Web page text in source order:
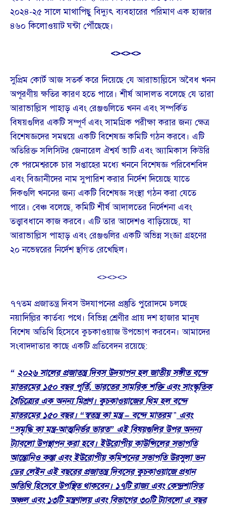
২০২৪-২৫ সালে মাথাপিছু বিদ্যুৎ ব্যবহারের পরিমাণ এক হাজার
৪৬০ কিলোওয়াট ঘন্টা পৌঁছেছে।
<><><>
সুপ্রিম কোর্ট আজ সতর্ক করে দিয়েছে যে আরাভাল্লিসে অবৈধ খনন
অপূরণীয় ক্ষতির কারণ হতে পারে। শীর্ষ আদালত বলেছে যে তারা
আরাভাল্লিস পাহাড় এবং রেঞ্জগুলিতে খনন এবং সম্পর্কিত
বিষয়গুলির একটি সম্পূর্ণ এবং সামগ্রিক পরীক্ষা করার জন্য ক্ষেত্র
বিশেষজ্ঞদের সমন্বয়ে একটি বিশেষজ্ঞ কমিটি গঠন করবে। এটি
অতিরিক্ত সলিসিটর জেনারেল ঐশ্বর্য ভাটি এবং অ্যামিকাস কিউরি
কে পরমেশ্বরকে চার সপ্তাহের মধ্যে খননে বিশেষজ্ঞ পরিবেশবিদ
এবং বিজ্ঞানীদের নাম সুপারিশ করার নির্দেশ দিয়েছে যাতে
দিকগুলি খননের জন্য একটি বিশেষজ্ঞ সংস্থা গঠন করা যেতে
পারে। বেঞ্চ বলেছে, কমিটি শীর্ষ আদালতের নির্দেশনা এবং
তত্ত্বাবধানে কাজ করবে। এটি তার আদেশও বাড়িয়েছে, যা
আরাভাল্লিস পাহাড় এবং রেঞ্জগুলির একটি অভিন্ন সংজ্ঞা গ্রহণের
২০ নভেম্বরের নির্দেশ স্থগিত রেখেছিল।
<><><>
৭৭তম প্রজাতন্ত্র দিবস উদযাপনের প্রস্তুতি পুরোদমে চলছে
নয়াদিল্লির কার্তব্য পথে। বিভিন্ন শ্রেণীর প্রায় দশ হাজার মানুষ
বিশেষ অতিথি হিসেবে কুচকাওয়াজ উপভোগ করবেন। আমাদের
সংবাদদাতার কাছে একটি প্রতিবেদন রয়েছে:
“ ২০২৬ সালের প্রজাতন্ত্র দিবস উদযাপন হল জাতীয় সঙ্গীত বন্দে
মাতরমের ১৫০ বছর পূর্তি, ভারতের সামরিক শক্তি এবং সাংস্কৃতিক
বৈচিত্র্যের এক অনন্য মিশ্রণ। কুচকাওয়াজের থিম হল বন্দে
মাতরমের ১৫০ বছর। “স্বতন্ত্র কা মন্ত্র – বন্দে মাতরম” এবং
“সমৃদ্ধি কা মন্ত্র-আত্মনির্ভর ভারত” এই বিষয়গুলির উপর অনন্য
ট্যাবলো উপস্থাপন করা হবে। ইউরোপীয় কাউন্সিলের সভাপতি
আন্তোনিও কস্তা এবং ইউরোপীয় কমিশনের সভাপতি উরসুলা ভন
ডের লেইন এই বছরের প্রজাতন্ত্র দিবসের কুচকাওয়াজে প্রধান
অতিথি হিসেবে উপস্থিত থাকবেন। ১৭টি রাজ্য এবং কেন্দ্রশাসিত
অঞ্চল এবং ১৩টি মন্ত্রণালয় এবং বিভাগের ৩০টি ট্যাবলো এ বছর